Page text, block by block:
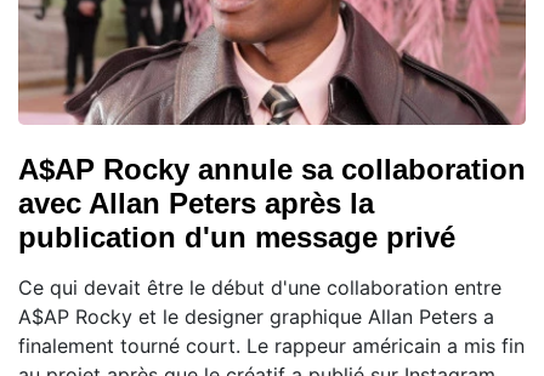
A$AP Rocky annule sa collaboration
avec Allan Peters après la
publication d'un message privé
Ce qui devait être le début d'une collaboration entre
A$AP Rocky et le designer graphique Allan Peters a
finalement tourné court. Le rappeur américain a mis fin